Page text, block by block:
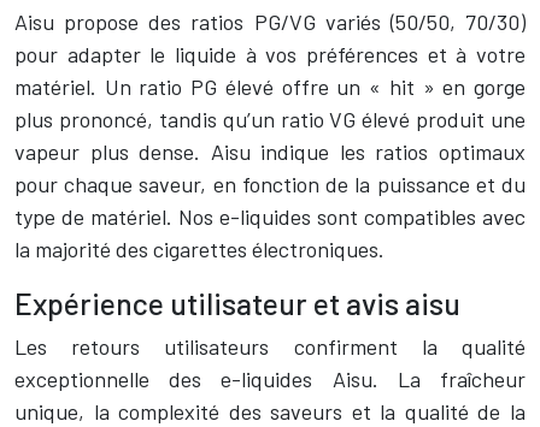
Aisu propose des ratios PG/VG variés (50/50, 70/30)
pour adapter le liquide à vos préférences et à votre
matériel. Un ratio PG élevé offre un « hit » en gorge
plus prononcé, tandis qu’un ratio VG élevé produit une
vapeur plus dense. Aisu indique les ratios optimaux
pour chaque saveur, en fonction de la puissance et du
type de matériel. Nos e-liquides sont compatibles avec
la majorité des cigarettes électroniques.
Expérience utilisateur et avis aisu
Les retours utilisateurs confirment la qualité
exceptionnelle des e-liquides Aisu. La fraîcheur
unique, la complexité des saveurs et la qualité de la